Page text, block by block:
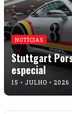
NOTÍCIAS
Stuttgart
especial
15 • JULHO • 2026